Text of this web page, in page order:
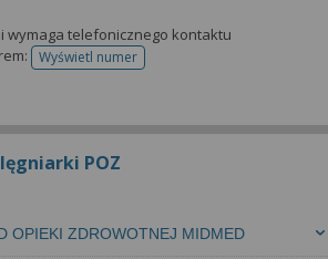
wymaga telefonicznego kontaktu
Wyświetl numertelefonu do rejestracji
POZ
OPIEKI ZDROWOTNEJ MIDMED